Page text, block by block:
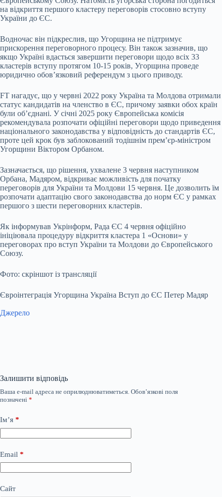
на відкриття першого кластеру переговорів стосовно вступу
України до ЄС.
Водночас він підкреслив, що Угорщина не підтримує
прискорення переговорного процесу. Він також зазначив, що
якщо Україні вдасться завершити переговори щодо всіх 33
кластерів вступу протягом 10-15 років, Угорщина проведе
юридично обов’язковий референдум з цього приводу.
FT нагадує, що у червні 2022 року Україна та Молдова отримали
статус кандидатів на членство в ЄС, причому заявки обох країн
були об’єднані. У січні 2025 року Європейська комісія
рекомендувала розпочати офіційні переговори щодо приведення
національного законодавства у відповідність до стандартів ЄС,
проте цей крок був заблокований тодішнім прем’єр-міністром
Угорщини Віктором Орбаном.
Зазначається, що рішення, ухвалене 3 червня наступником
Орбана, Мадяром, відкриває можливість для початку
переговорів для України та Молдови 15 червня. Це дозволить їм
розпочати адаптацію свого законодавства до норм ЄС у рамках
першого з шести переговорних кластерів.
Як інформував Укрінформ, Рада ЄС 4 червня офіційно
ініціювала процедуру відкриття кластера 1 «Основи» у
переговорах про вступ України та Молдови до Європейського
Союзу.
Фото: скріншот із трансляції
Євроінтеграція Угорщина Україна Вступ до ЄС Петер Мадяр
Джерело
Залишити відповідь
Ваша e-mail адреса не оприлюднюватиметься. Обов’язкові поля
позначені *
Ім’я *
Email *
Сайт